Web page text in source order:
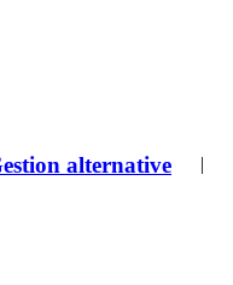
alternative |